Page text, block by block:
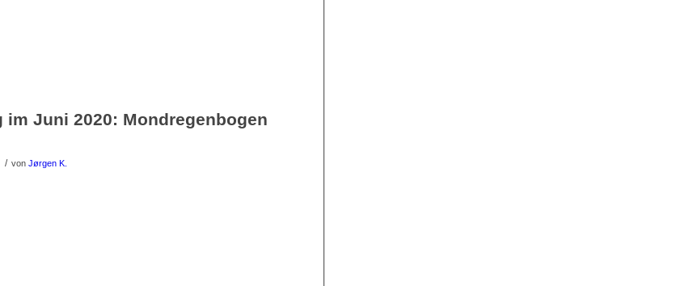
im Juni 2020: Mondregenbogen
/ von Jørgen K.